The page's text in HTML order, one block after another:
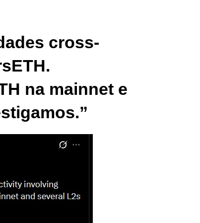
cross-
na mainnet e